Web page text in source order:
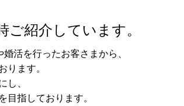
紹介しています。
活を行ったお客さまから、
ります。
し、
目指しております。